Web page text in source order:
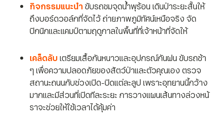
กิจกรรมแนะนำขับรถชมจุดน้ำพุร้อน เดินป่าระยะสั้นให้
ถึงบอร์ดวอล์กที่จัดไว้ ถ่ายภาพภูมิทัศน์เหนือจริง จัด
ปิกนิกและแคมป์ตามฤดูกาลในพื้นที่ที่เจ้าหน้าที่จัดให้
เคล็ดลับ เตรียมเสื้อกันหนาวและอุปกรณ์กันฝน ขับรถช้า
ๆ เพื่อความปลอดภัยของสัตว์ป่าและตัวคุณเอง ตรวจ
สถานะถนนกับช่วงเปิด-ปิดแต่ละลูป เพราะอุทยานนี้กว้าง
มากและมีส่วนที่เปิดทีละระยะ การวางแผนเส้นทางล่วงหน้
ราจะช่วยให้ใช้เวลาได้คุ้มค่า